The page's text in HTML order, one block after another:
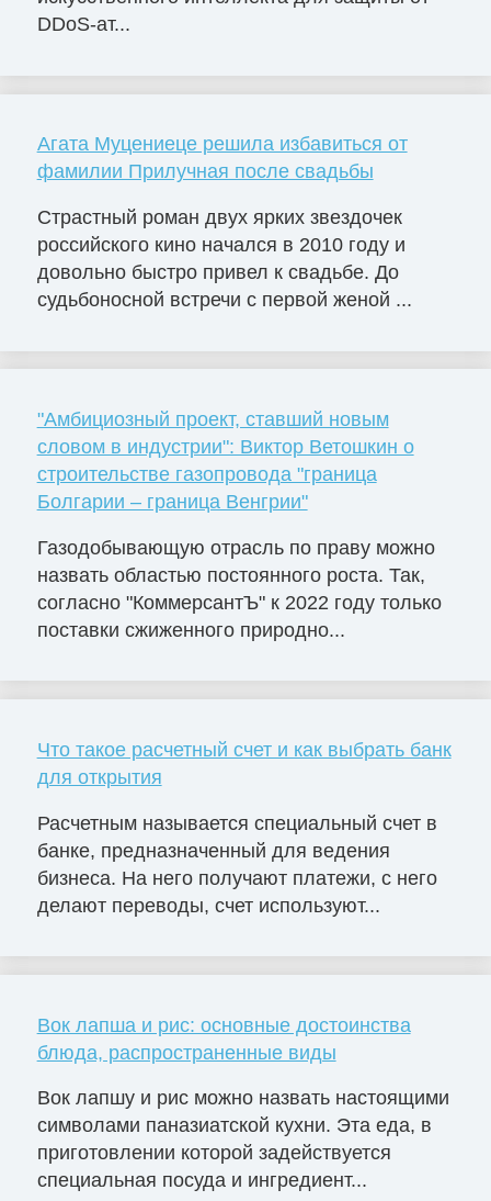
DDoS-ат...
Агата Муцениеце решила избавиться от
фамилии Прилучная после свадьбы
Страстный роман двух ярких звездочек
российского кино начался в 2010 году и
довольно быстро привел к свадьбе. До
судьбоносной встречи с первой женой ...
"Амбициозный проект, ставший новым
словом в индустрии": Виктор Ветошкин о
строительстве газопровода "граница
Болгарии – граница Венгрии"
Газодобывающую отрасль по праву можно
назвать областью постоянного роста. Так,
согласно "КоммерсантЪ" к 2022 году только
поставки сжиженного природно...
Что такое расчетный счет и как выбрать банк
для открытия
Расчетным называется специальный счет в
банке, предназначенный для ведения
бизнеса. На него получают платежи, с него
делают переводы, счет используют...
Вок лапша и рис: основные достоинства
блюда, распространенные виды
Вок лапшу и рис можно назвать настоящими
символами паназиатской кухни. Эта еда, в
приготовлении которой задействуется
специальная посуда и ингредиент...